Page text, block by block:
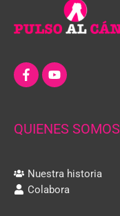
QUIENES SOMOS
Nuestra historia
Colabora